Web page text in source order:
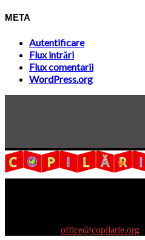
META
Autentificare
Flux intrări
Flux comentarii
WordPress.org
office@copilarie.org